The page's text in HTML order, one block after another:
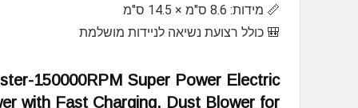
📏 מידות: 8.6 ס"מ × 14.5 ס"מ
🎒 כולל רצועת נשיאה לניידות מושלמת
150000RPM Super Power Electric
with Fast Charging, Dust Blower for